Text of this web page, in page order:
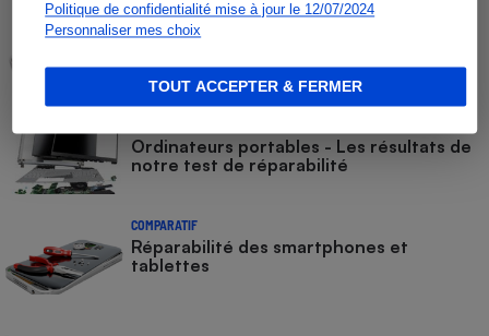
Politique de confidentialité mise à jour le 12/07/2024
Personnaliser mes choix
TOUT ACCEPTER & FERMER
COMPARATIF
Yaourtières
Ordinateurs portables - Les résultats de
notre test de réparabilité
COMPARATIF
Réparabilité des smartphones et
tablettes